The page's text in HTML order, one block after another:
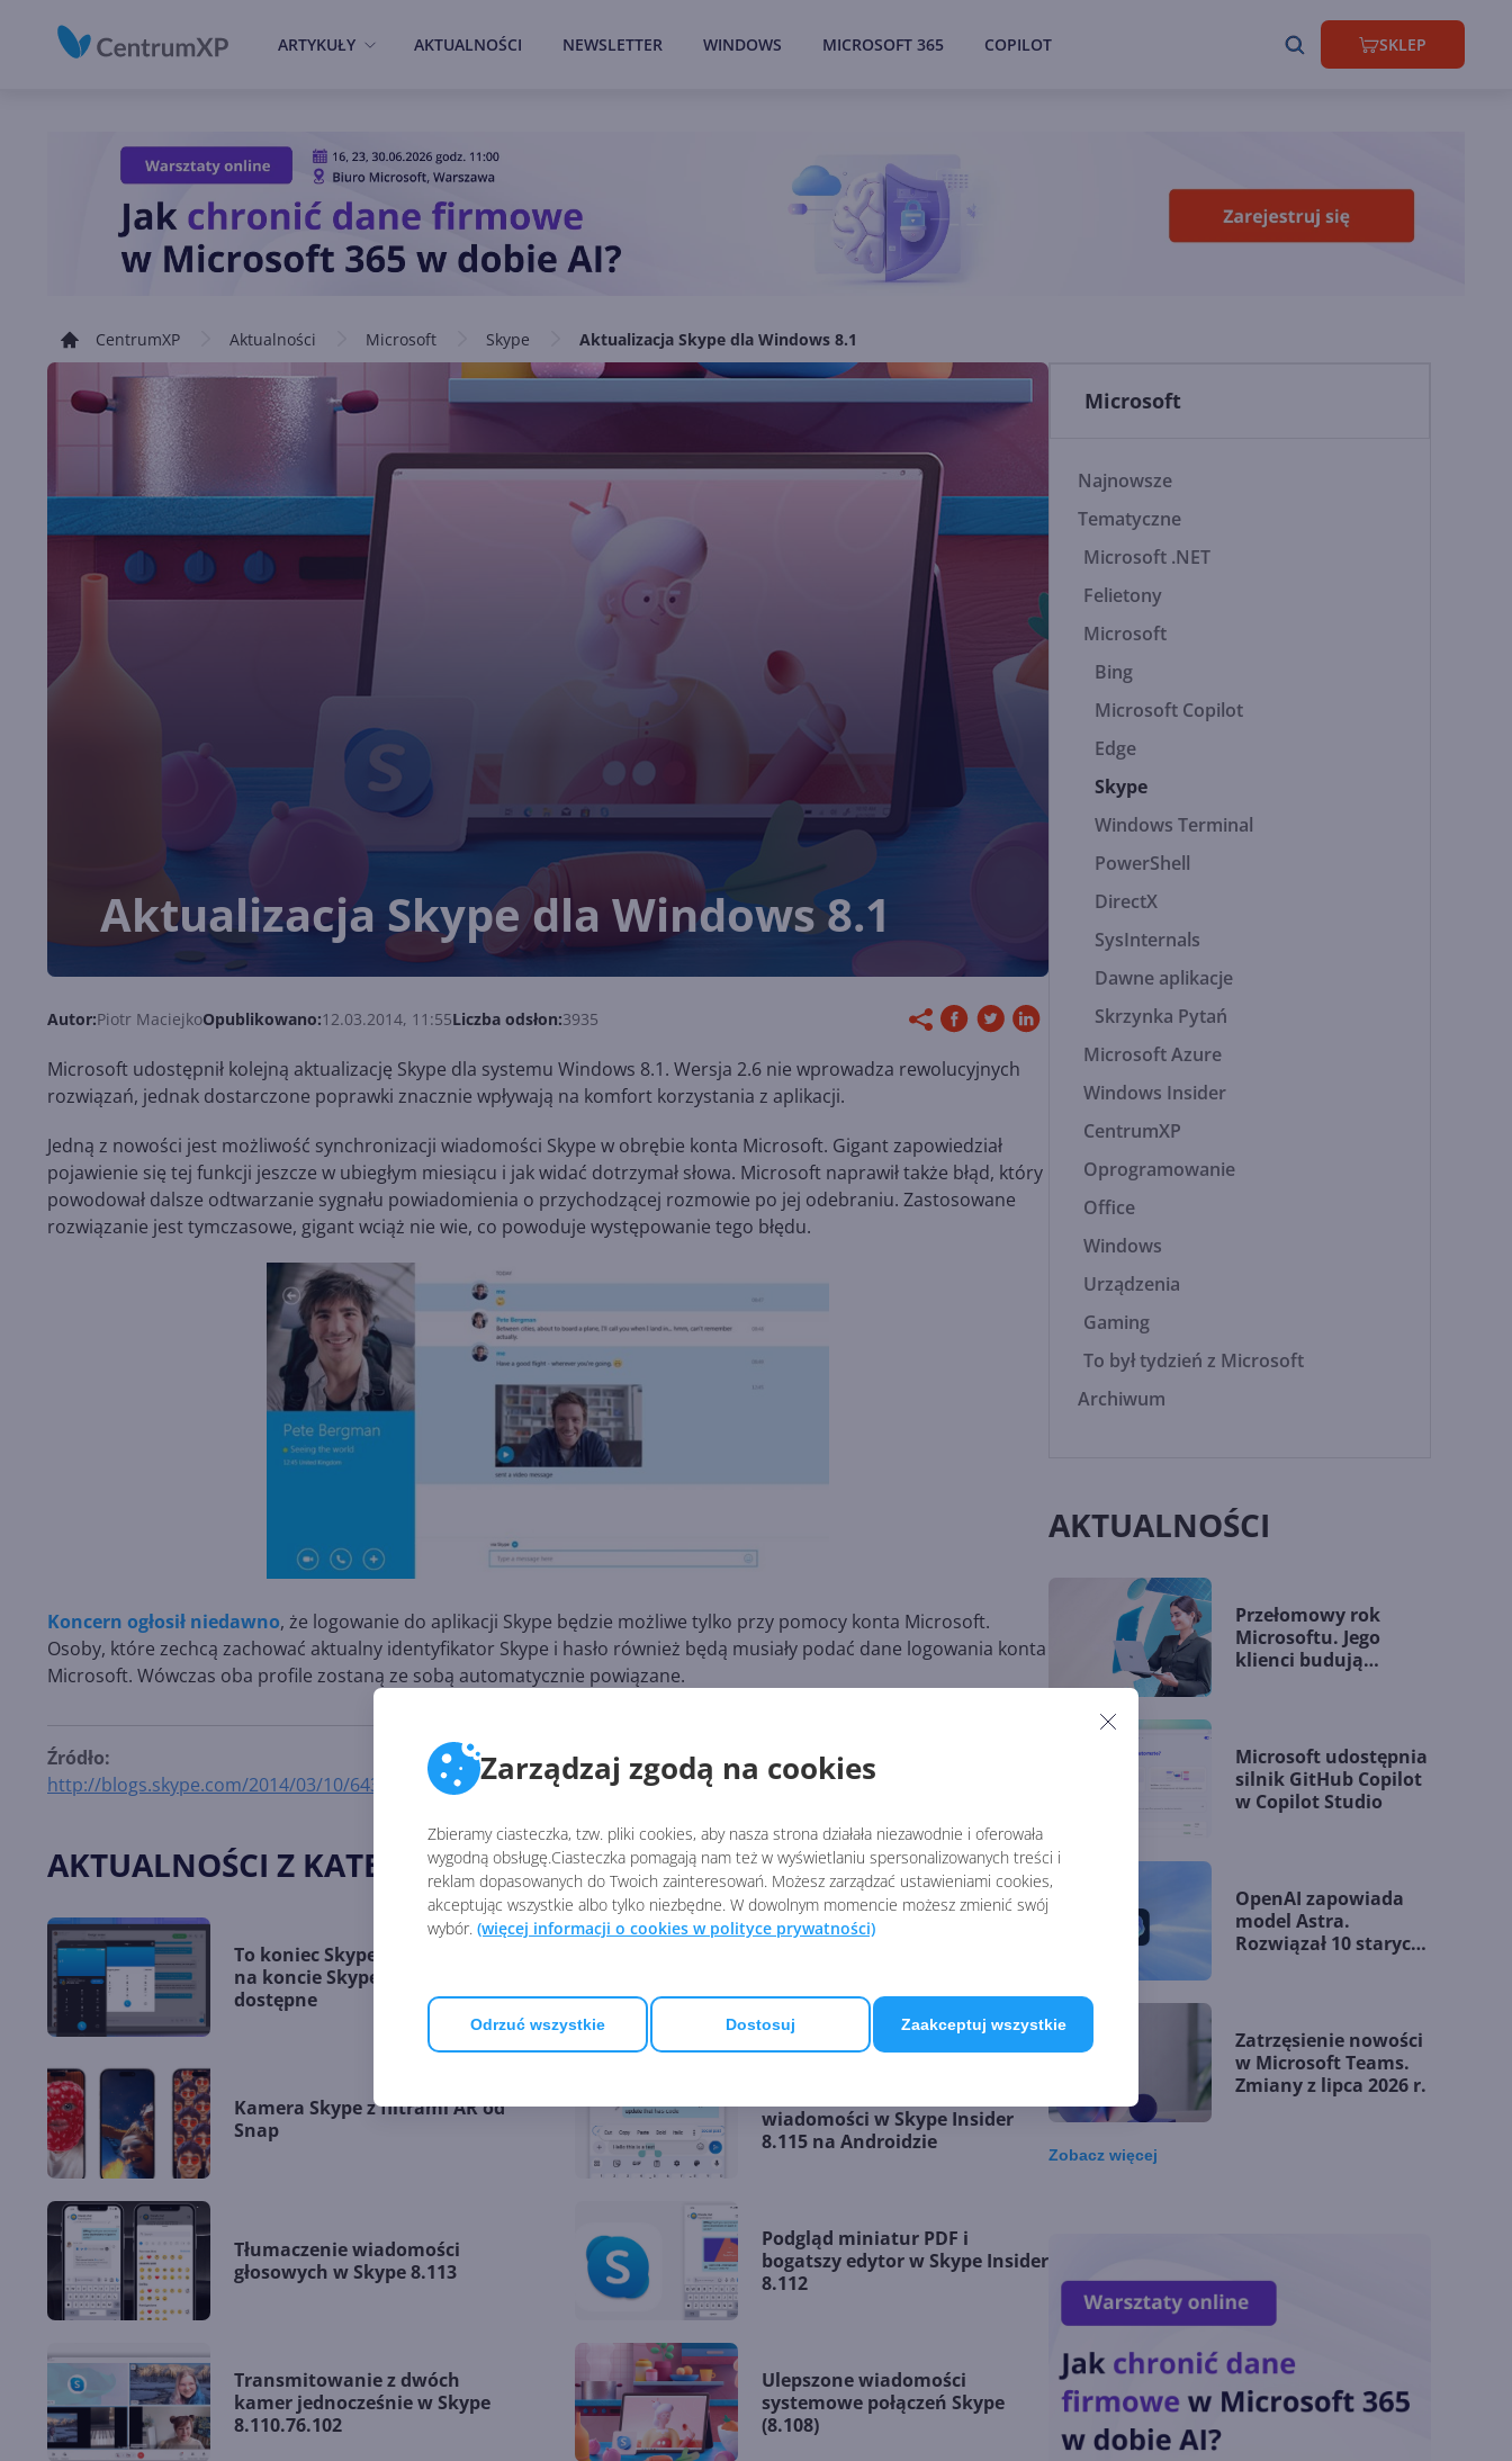
Zarządzaj zgodą na cookies
Zbieramy ciasteczka, tzw. pliki cookies, aby nasza strona działała niezawodnie i oferowała
wygodną obsługę.Ciasteczka pomagają nam też w wyświetlaniu spersonalizowanych treści i
reklam dopasowanych do Twoich zainteresowań. Możesz zarządzać ustawieniami cookies,
akceptując wszystkie albo tylko niezbędne. W dowolnym momencie możesz zmienić swój
wybór. (więcej informacji o cookies w polityce prywatności)
Odrzuć wszystkie Dostosuj Zaakceptuj wszystkie
ARTYKUŁY AKTUALNOŚCI NEWSLETTER WINDOWS MICROSOFT 365 COPILOT SKLEP
CentrumXP Aktualności Microsoft Skype Aktualizacja Skype dla Windows 8.1
Aktualizacja Skype dla Windows 8.1
Autor:Piotr MaciejkoOpublikowano:12.03.2014, 11:55Liczba odsłon:3935
Microsoft udostępnił kolejną aktualizację Skype dla systemu Windows 8.1. Wersja 2.6 nie wprowadza rewolucyjnych
rozwiązań, jednak dostarczone poprawki znacznie wpływają na komfort korzystania z aplikacji.
Jedną z nowości jest możliwość synchronizacji wiadomości Skype w obrębie konta Microsoft. Gigant zapowiedział
pojawienie się tej funkcji jeszcze w ubiegłym miesiącu i jak widać dotrzymał słowa. Microsoft naprawił także błąd, który
powodował dalsze odtwarzanie sygnału powiadomienia o przychodzącej rozmowie po jej odebraniu. Zastosowane
rozwiązanie jest tymczasowe, gigant wciąż nie wie, co powoduje występowanie tego błędu.
Koncern ogłosił niedawno, że logowanie do aplikacji Skype będzie możliwe tylko przy pomocy konta Microsoft.
Osoby, które zechcą zachować aktualny identyfikator Skype i hasło również będą musiały podać dane logowania konta
Microsoft. Wówczas oba profile zostaną ze sobą automatycznie powiązane.
Źródło:
http://blogs.skype.com/2014/03/10/64339/
AKTUALNOŚCI Z KATEGORII SKYPE
To koniec Skype Credits. Środki
na koncie Skype przestały być
dostępne
Kamera Skype z filtrami AR od
Snap
wiadomości w Skype Insider
8.115 na Androidzie
Tłumaczenie wiadomości
głosowych w Skype 8.113
Podgląd miniatur PDF i
bogatszy edytor w Skype Insider
8.112
Transmitowanie z dwóch
kamer jednocześnie w Skype
8.110.76.102
Ulepszone wiadomości
systemowe połączeń Skype
(8.108)
Microsoft
Najnowsze
Tematyczne
Microsoft .NET
Felietony
Microsoft
Bing
Microsoft Copilot
Edge
Skype
Windows Terminal
PowerShell
DirectX
SysInternals
Dawne aplikacje
Skrzynka Pytań
Microsoft Azure
Windows Insider
CentrumXP
Oprogramowanie
Office
Windows
Urządzenia
Gaming
To był tydzień z Microsoft
Archiwum
AKTUALNOŚCI
Przełomowy rok
Microsoftu. Jego
klienci budują
Microsoft udostępnia
silnik GitHub Copilot
w Copilot Studio
OpenAI zapowiada
model Astra.
Rozwiązał 10 starych
Zatrzęsienie nowości
w Microsoft Teams.
Zmiany z lipca 2026 r.
OpenAI tnie ceny
modeli GPT-5.6.
Odpowiedź na presję
Chin
Zobaczwięcej